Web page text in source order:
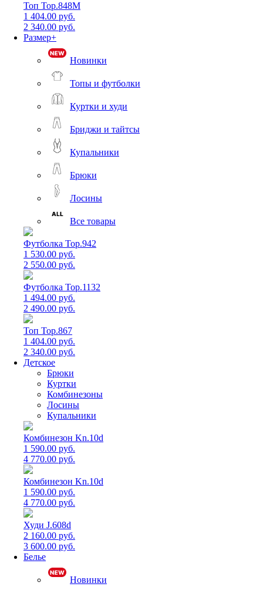
Топ Top.848M
1 404.00 руб.
2 340.00 руб.
Размер+
Новинки
Топы и футболки
Куртки и худи
Бриджи и тайтсы
Купальники
Брюки
Лосины
Все товары
Футболка Top.942
1 530.00 руб.
2 550.00 руб.
Футболка Top.1132
1 494.00 руб.
2 490.00 руб.
Топ Top.867
1 404.00 руб.
2 340.00 руб.
Детское
Брюки
Куртки
Комбинезоны
Лосины
Купальники
Комбинезон Kn.10d
1 590.00 руб.
4 770.00 руб.
Комбинезон Kn.10d
1 590.00 руб.
4 770.00 руб.
Худи J.608d
2 160.00 руб.
3 600.00 руб.
Белье
Новинки